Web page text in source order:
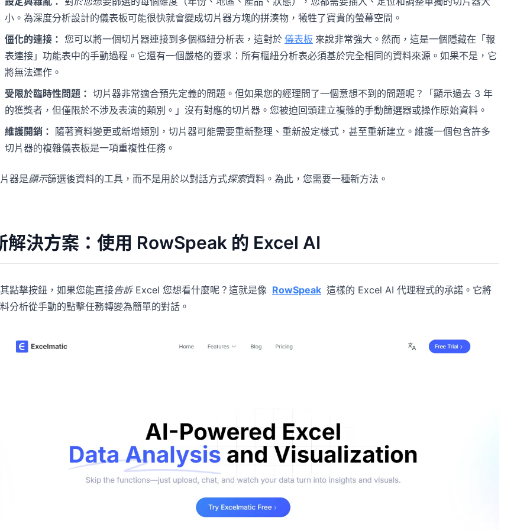
小。為深度分析設計的儀表板可能很快就會變成切片器方塊的拼湊物，犧牲了寶貴的螢幕空間。
僵化的連接： 您可以將一個切片器連接到多個樞紐分析表，這對於 儀表板 來說非常強大。然而，這是一個隱藏在「報
表連接」功能表中的手動過程。它還有一個嚴格的要求：所有樞紐分析表必須基於完全相同的資料來源。如果不是，它
將無法運作。
受限於臨時性問題： 切片器非常適合預先定義的問題。但如果您的經理問了一個意想不到的問題呢？「顯示過去 3 年
的獲獎者，但僅限於不涉及表演的類別。」沒有對應的切片器。您被迫回頭建立複雜的手動篩選器或操作原始資料。
維護開銷：
隨著資料變更或新增類別，切片器可能需要重新整理、重新設定樣式，甚至重新建立。維護一個包含許多
切片器的複雜儀表板是一項重複性任務。
器是顯示篩選後資料的工具，而不是用於以對話方式探索資料。為此，您需要一種新方法。
解決方案：使用 RowSpeak 的 Excel AI
點擊按鈕，如果您能直接告訴Excel 您想看什麼呢？這就是像 RowSpeak 這樣的 Excel AI 代理程式的承諾。它將
分析從手動的點擊任務轉變為簡單的對話。